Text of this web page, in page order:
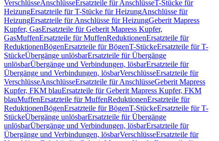
VerschlüsseAnschlüsseErsatzteile für AnschlüsseT-Stücke für
HeizungErsatzteile für T-Stücke für HeizungAnschlüsse für
HeizungErsatzteile für Anschlüsse für HeizungGeberit Mapress
Kupfer, GasErsatzteile für Geberit Mapress Kupfer,
GasMuffenErsatzteile für MuffenReduktionenErsatzteile für
ReduktionenBögenErsatzteile für BögenT-StückeErsatzteile für T-
StückeÜbergänge unlösbarErsatzteile für Übergänge
unlösbarÜbergänge und Verbindungen, lösbarErsatzteile für
Übergänge und Verbindungen, lösbarVerschlüsseErsatzteile für
VerschlüsseAnschlüsseErsatzteile für AnschlüsseGeberit Mapress
Kupfer, FKM blauErsatzteile für Geberit Mapress Kupfer, FKM
blauMuffenErsatzteile für MuffenReduktionenErsatzteile für
ReduktionenBögenErsatzteile für BögenT-StückeErsatzteile für T-
StückeÜbergänge unlösbarErsatzteile für Übergänge
unlösbarÜbergänge und Verbindungen, lösbarErsatzteile für
Übergänge und Verbindungen, lösbarVerschlüsseErsatzteile für